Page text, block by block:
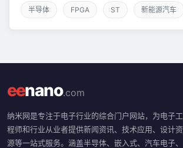
半导体 FPGA ST 新能源汽车
eenano.com
纳米网是专注于电子行业的综合门户网站，为电子工
程师和行业从业者提供新闻资讯、技术应用、设计资
源等一站式服务。涵盖半导体、嵌入式、汽车电子、